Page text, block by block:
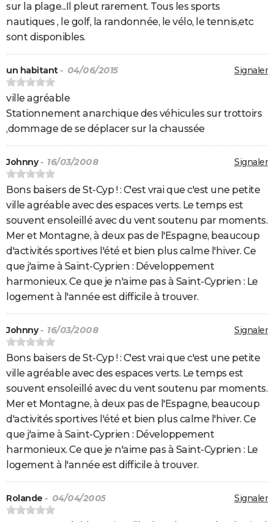
sur la plage...Il pleut rarement. Tous les sports
nautiques , le golf, la randonnée, le vélo, le tennis,etc
sont disponibles.
Signaler
un habitant- 04/06/2015
ville agréable
Stationnement anarchique des véhicules sur trottoirs
,dommage de se déplacer sur la chaussée
Signaler
Johnny- 16/03/2008
Bons baisers de St-Cyp ! : C'est vrai que c'est une petite
ville agréable avec des espaces verts. Le temps est
souvent ensoleillé avec du vent soutenu par moments.
Mer et Montagne, à deux pas de l'Espagne, beaucoup
d'activités sportives l'été et bien plus calme l'hiver. Ce
que j'aime à Saint-Cyprien : Développement
harmonieux. Ce que je n'aime pas à Saint-Cyprien : Le
logement à l'année est difficile à trouver.
Signaler
Johnny- 16/03/2008
Bons baisers de St-Cyp ! : C'est vrai que c'est une petite
ville agréable avec des espaces verts. Le temps est
souvent ensoleillé avec du vent soutenu par moments.
Mer et Montagne, à deux pas de l'Espagne, beaucoup
d'activités sportives l'été et bien plus calme l'hiver. Ce
que j'aime à Saint-Cyprien : Développement
harmonieux. Ce que je n'aime pas à Saint-Cyprien : Le
logement à l'année est difficile à trouver.
Signaler
Rolande - 04/04/2005